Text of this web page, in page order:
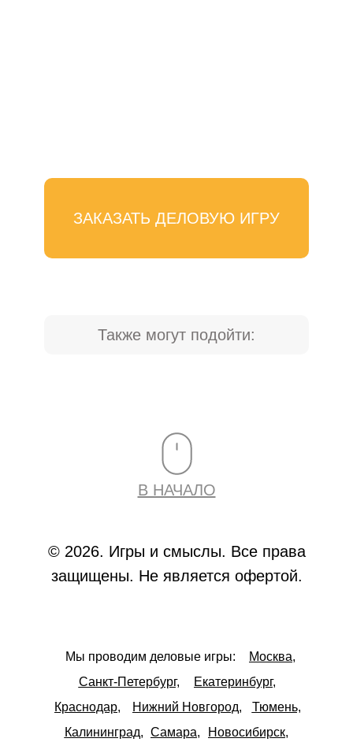
ЗАКАЗАТЬ ДЕЛОВУЮ ИГРУ
Также могут подойти:
В НАЧАЛО
© 2026. Игры и смыслы. Все права
защищены. Не является офертой.
Мы проводим деловые игры:
Москва,
Санкт-Петербург,
Екатеринбург,
Краснодар,
Нижний Новгород,
Тюмень,
Калининград, Самара, Новосибирск,